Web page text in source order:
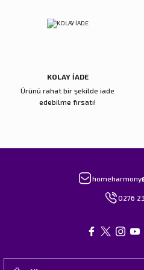
KOLAY İADE
Ürünü rahat bir şekilde iade
edebilme fırsatı!
0276